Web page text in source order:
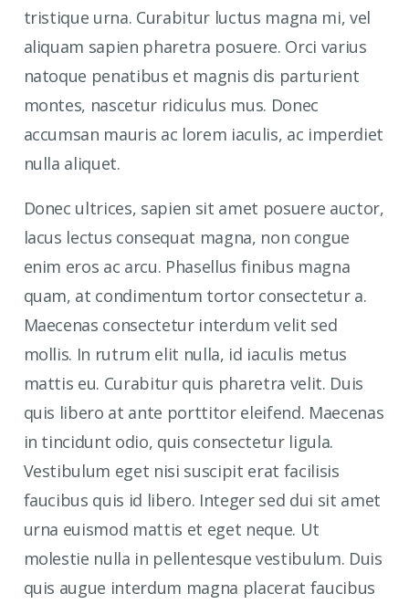
tristique urna. Curabitur luctus magna mi, vel
aliquam sapien pharetra posuere. Orci varius
natoque penatibus et magnis dis parturient
montes, nascetur ridiculus mus. Donec
accumsan mauris ac lorem iaculis, ac imperdiet
nulla aliquet.
Donec ultrices, sapien sit amet posuere auctor,
lacus lectus consequat magna, non congue
enim eros ac arcu. Phasellus finibus magna
quam, at condimentum tortor consectetur a.
Maecenas consectetur interdum velit sed
mollis. In rutrum elit nulla, id iaculis metus
mattis eu. Curabitur quis pharetra velit. Duis
quis libero at ante porttitor eleifend. Maecenas
in tincidunt odio, quis consectetur ligula.
Vestibulum eget nisi suscipit erat facilisis
faucibus quis id libero. Integer sed dui sit amet
urna euismod mattis et eget neque. Ut
molestie nulla in pellentesque vestibulum. Duis
quis augue interdum magna placerat faucibus